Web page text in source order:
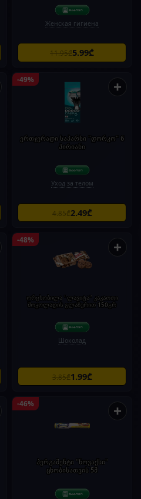
Женская гигиена
11.95₾5.99₾
-49% +
ერთჯერადი საპარსი "დორკო" 6
პირიანი
Уход за телом
4.85₾2.49₾
-48% +
ორცხობილა "ლავიტა" კაკაოთი
შოკოლადის გლაზურით 150გრ
Шоколад
3.85₾1.99₾
-46% +
პერგამენტი "ნოვაქსი"
ცხობისათვის 5მ